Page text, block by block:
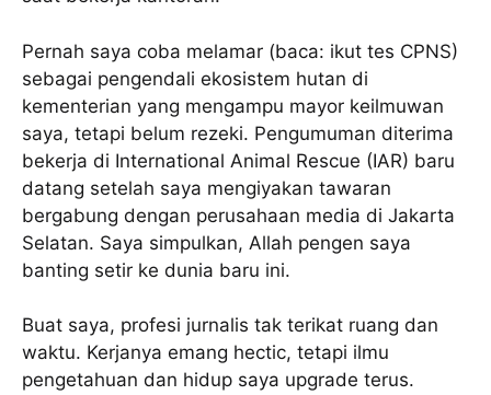
Pernah saya coba melamar (baca: ikut tes CPNS)
sebagai pengendali ekosistem hutan di
kementerian yang mengampu mayor keilmuwan
saya, tetapi belum rezeki. Pengumuman diterima
bekerja di International Animal Rescue (IAR) baru
datang setelah saya mengiyakan tawaran
bergabung dengan perusahaan media di Jakarta
Selatan. Saya simpulkan, Allah pengen saya
banting setir ke dunia baru ini.
Buat saya, profesi jurnalis tak terikat ruang dan
waktu. Kerjanya emang hectic, tetapi ilmu
pengetahuan dan hidup saya upgrade terus.